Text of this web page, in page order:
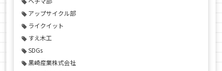
アップサイクル部
ライクイット
すえ木工
SDGs
黒崎産業株式会社